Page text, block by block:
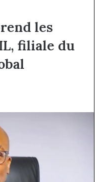
les
filiale du